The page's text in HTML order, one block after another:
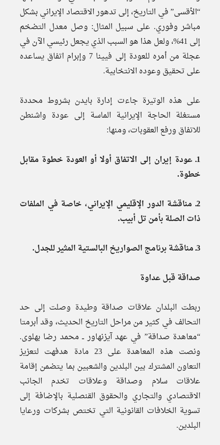
“الأقسى” في التاريخ، إلى تدهور الاقتصاد الإيراني بشكل
مباشر وفوري. على سبيل المثال: وصل معدل التضخم
إلى 41%، ولعل هذا هو السبب الذي يجعل رئيسي الآن في
عجلة من أمره للعودة إلى فيينا 7 وإبرام اتفاق يساعده
على تحقيق وعوده الانتخابية.
على هذه الوتيرة جاءت إدارة بايدن بشروط محددة
مستغلة الحاجة الإيرانية الماسة إلى عودة واشنطن
للاتفاق ورفع العقوبات، ومنها:
1ـ عودة إيران إلى الاتفاق أولا أو العودة خطوة مقابل
خطوة.
2ـ مناقشة الدور الإقليمي الإيراني، خاصة في الملفات
ذات الصلة بأمن تل أبيب.
3ـ مناقشة برنامج الصواريخ البالستية المثير للجدل.
صداقة قبل عداوة
ربطت البلدان علاقات صداقة وطيدة وصلت إلى حد
التحالف في كثير من مراحل التاريخ الحديث، وقد أبرمتا
“معاهدة صداقة” في عهد آيزنهاور ــ محمد رضا بهلوى.
ونصت هذه المعاهدة على 23 مادة هدفهت لتعزيز
التعاون المشترك بين البلدين والشعبين بما يتضمن إقامة
علاقات سلام وصداقة وعلاقات تخدم الجانب
الاقتصادي والتجاري والحقوق القنصلية بالإضافة إلى
تسوية الخلافات القانونية التي تختص بشركات ورعايا
البلدين.